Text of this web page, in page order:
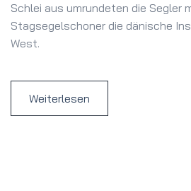
Schlei aus umrundeten die Segler
Stagsegelschoner die dänische
West.
Weiterlesen